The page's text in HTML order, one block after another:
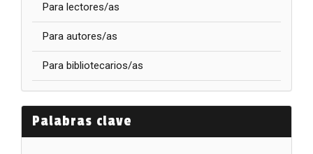
Para lectores/as
Para autores/as
Para bibliotecarios/as
Palabras clave